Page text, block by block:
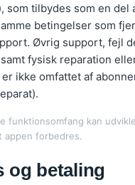
som tilbydes som en del
betingelser som
Øvrig support, fejl
fysisk reparation
ikke omfattet af
funktionsomfang kan
appen forbedres.
og betaling